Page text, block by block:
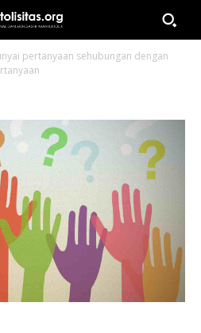
pertanyaan sehubungan dengan